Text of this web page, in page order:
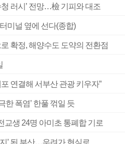
러시’ 전망…檢 기피와 대조
미널 옆에 선다(종합)
확정, 해양수도 도약의 전환점
연결해 서부산 관광 키우자”
한 폭염’ 한풀 꺾일 듯
생 24명 아미초 통폐합 기로
’ 된 부산…우려가 현실로